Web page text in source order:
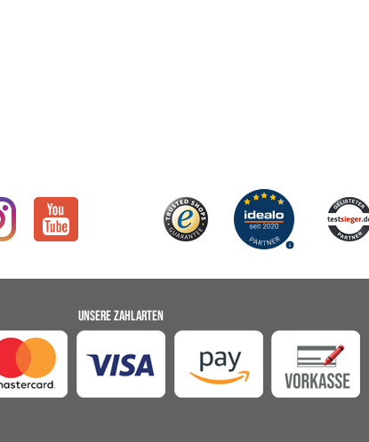
UNSERE ZAHLARTEN